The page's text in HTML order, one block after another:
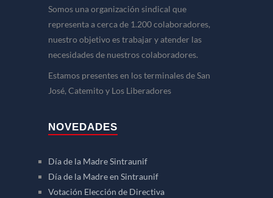
Somos una organización sindical que
representa a cerca de 1.200 colaboradores,
nuestro objetivo es trabajar y atender las
necesidades de nuestros colaboradores.
Estamos presentes en los terminales de San
José, Catemito y Los Liberadores
NOVEDADES
Día de la Madre Sintraunif
Día de la Madre en Sintraunif
Votación Elección de Directiva